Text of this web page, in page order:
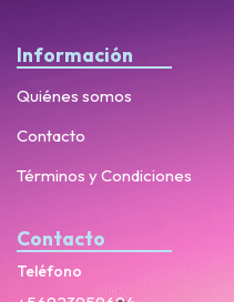
Información
Quiénes somos
Contacto
Términos y Condiciones
Contacto
Teléfono